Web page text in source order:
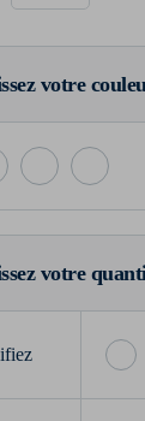
votre
votre